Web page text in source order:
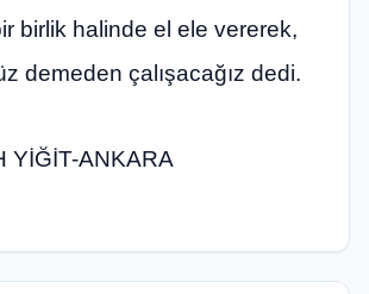
birlik halinde el ele vererek,
demeden çalışacağız dedi.
YİĞİT-ANKARA